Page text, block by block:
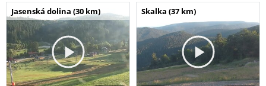
Jasenská dolina (30 km) Skalka (37 km)